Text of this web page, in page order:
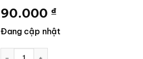
90.000 ₫
Đang cập nhật
Rượu sâm dây (chai) số lượng